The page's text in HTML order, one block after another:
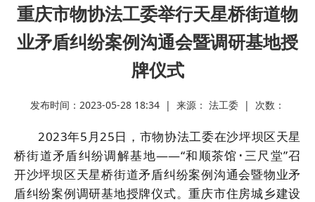
重庆市物协法工委举行天星桥街道物
业矛盾纠纷案例沟通会暨调研基地授
牌仪式
发布时间：2023-05-28 18:34 | 来源： 法工委 | 次数：
2023年5月25日，市物协法工委在沙坪坝区天星
桥街道矛盾纠纷调解基地——“和顺茶馆･三尺堂”召
开沙坪坝区天星桥街道矛盾纠纷案例沟通会暨物业矛
盾纠纷案例调研基地授牌仪式。重庆市住房城乡建设